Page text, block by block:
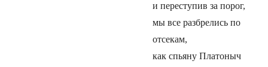
и переступив за порог,
мы все разбрелись по
отсекам,
как спьяну Платоныч